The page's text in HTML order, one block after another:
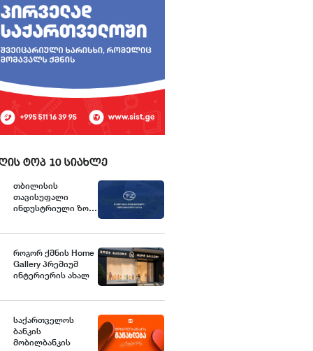
ტოპ 10 სიახლე
თბილისის
თავისუფალი
ინდუსტრიული ზონა
ავრცელებს
როგორ ქმნის Home
Gallery პრემიუმ
ინტერიერის ახალ
საქართველოში
საქართველოს
ბანკის
მობილბანკის